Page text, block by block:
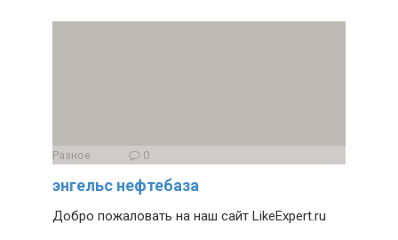
Разное 0
энгельс нефтебаза
Добро пожаловать на наш сайт LikeExpert.ru